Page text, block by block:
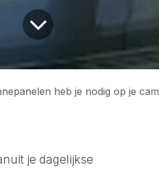
heb je nodig op je camper?
je dagelijkse